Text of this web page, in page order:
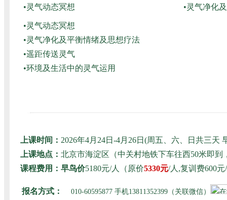
•灵气动态冥想 •灵气净化
•灵气动态冥想
•灵气净化及平衡情绪及思想疗法
•遥距传送灵气
•环境及生活中的灵气运用
上课时间： 2026年4月24日-4月26日(周五、六、日共三
上课地点： 北京市海淀区（中关村地铁下车往西50米即
课程费用：早鸟价5180元/人（原价5330元/人,复训费600
报名方式： 010-60595877 手机13811352399（关联微信）